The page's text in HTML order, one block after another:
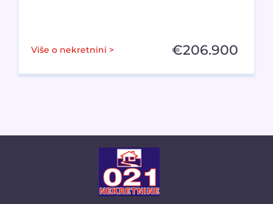
Više o nekretnini > €206.900